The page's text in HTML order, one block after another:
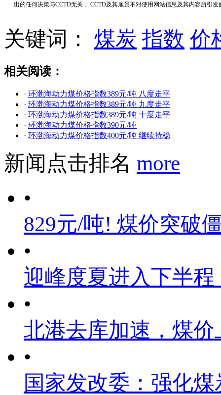
出的任何决策与CCTD无关， CCTD及其雇员不对使用网站信息及其内容所引
关键词： 煤炭 指数 价
相关阅读：
· 环渤海动力煤价格指数389元/吨 八度走平
· 环渤海动力煤价格指数389元/吨 九度走平
· 环渤海动力煤价格指数389元/吨 十度走平
· 环渤海动力煤价格指数390元/吨
· 环渤海动力煤价格指数400元/吨 继续持稳
新闻点击排名 more
•
829元/吨! 煤价突破
•
迎峰度夏进入下半
•
北港去库加速，煤
•
国家发改委：强化